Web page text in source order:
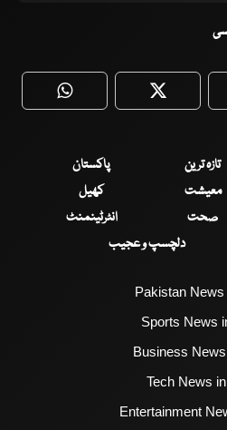
WhatsApp Twitter
تازہ ترین
پاکستان
معیشت
کھیل
صحت
انٹرٹینمنٹ
دلچسپ و عجیب
Pakistan
Sports News
Business
Tech News
Entertainment